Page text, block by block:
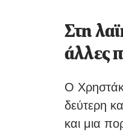
Στη
άλλες
Ο
δεύτερη
και μια